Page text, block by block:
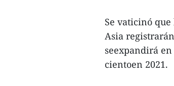
Se vaticinó
Asia
seexpandirá
cientoen 2021.